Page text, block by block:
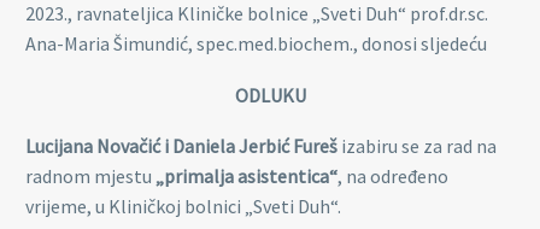
2023., ravnateljica Kliničke bolnice „Sveti Duh“ prof.dr.sc.
Ana-Maria Šimundić, spec.med.biochem., donosi sljedeću
ODLUKU
Lucijana Novačić i Daniela Jerbić Fureš izabiru se za rad na
radnom mjestu „primalja asistentica“, na određeno
vrijeme, u Kliničkoj bolnici „Sveti Duh“.